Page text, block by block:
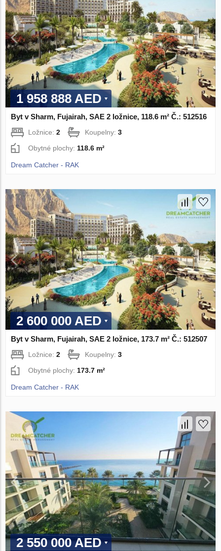
1 958 888 AED
Byt v Sharm, Fujairah, SAE 2 ložnice, 118.6 m² Č.: 512516
Ložnice:2 Koupelny:3
Obytné plochy: 118.6 m²
Dream Catcher - RAK
2 600 000 AED
Byt v Sharm, Fujairah, SAE 2 ložnice, 173.7 m² Č.: 512507
Ložnice:2 Koupelny:3
Obytné plochy: 173.7 m²
Dream Catcher - RAK
2 550 000 AED